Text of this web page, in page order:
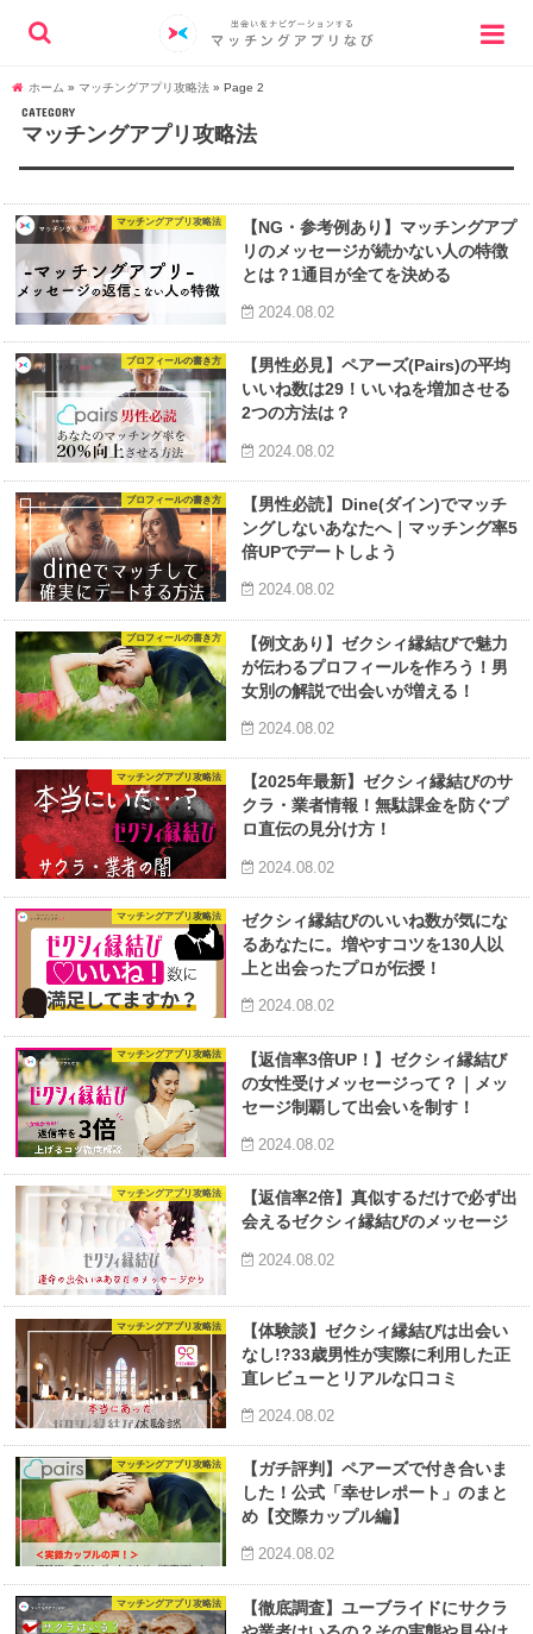
ホーム » マッチングアプリ攻略法 » Page 2
CATEGORY
マッチングアプリ攻略法
マッチングアプリ攻略法
【NG・参考例あり】マッチングアプ
リのメッセージが続かない人の特徴
とは？1通目が全てを決める
2024.08.02
プロフィールの書き方
【男性必見】ペアーズ(Pairs)の平均
いいね数は29！いいねを増加させる
2つの方法は？
2024.08.02
プロフィールの書き方
【男性必読】Dine(ダイン)でマッチ
ングしないあなたへ｜マッチング率5
倍UPでデートしよう
2024.08.02
プロフィールの書き方
【例文あり】ゼクシィ縁結びで魅力
が伝わるプロフィールを作ろう！男
女別の解説で出会いが増える！
2024.08.02
マッチングアプリ攻略法
【2025年最新】ゼクシィ縁結びのサ
クラ・業者情報！無駄課金を防ぐプ
ロ直伝の見分け方！
2024.08.02
マッチングアプリ攻略法
ゼクシィ縁結びのいいね数が気にな
るあなたに。増やすコツを130人以
上と出会ったプロが伝授！
2024.08.02
マッチングアプリ攻略法
【返信率3倍UP！】ゼクシィ縁結び
の女性受けメッセージって？｜メッ
セージ制覇して出会いを制す！
2024.08.02
マッチングアプリ攻略法
【返信率2倍】真似するだけで必ず出
会えるゼクシィ縁結びのメッセージ
2024.08.02
マッチングアプリ攻略法
【体験談】ゼクシィ縁結びは出会い
なし!?33歳男性が実際に利用した正
直レビューとリアルな口コミ
2024.08.02
マッチングアプリ攻略法
【ガチ評判】ペアーズで付き合いま
した！公式「幸せレポート」のまと
め【交際カップル編】
2024.08.02
マッチングアプリ攻略法
【徹底調査】ユーブライドにサクラ